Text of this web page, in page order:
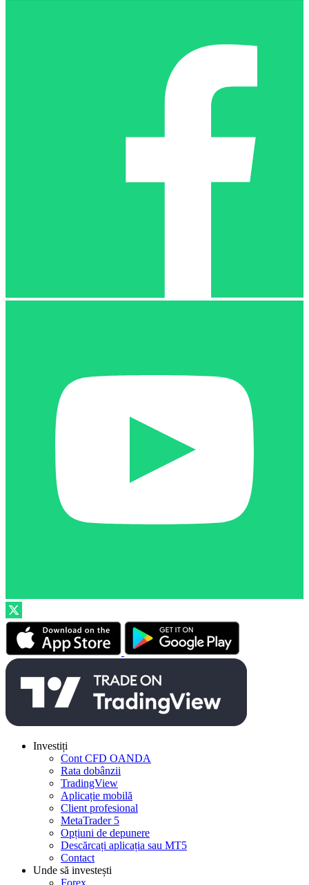
Investiți
Cont CFD OANDA
Rata dobânzii
TradingView
Aplicație mobilă
Client profesional
MetaTrader 5
Opțiuni de depunere
Descărcați aplicația sau MT5
Contact
Unde să investești